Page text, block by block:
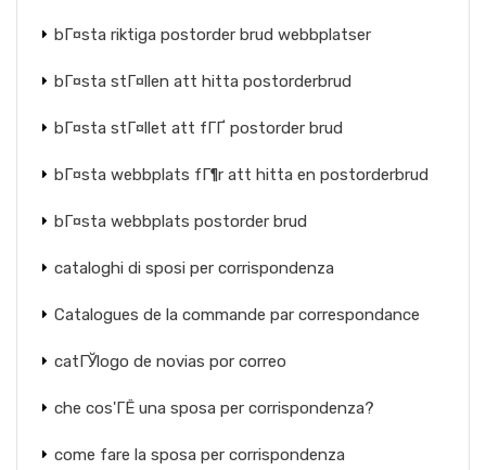
bГ¤sta riktiga postorder brud webbplatser
bГ¤sta stГ¤llen att hitta postorderbrud
bГ¤sta stГ¤llet att fГҐ postorder brud
bГ¤sta webbplats fГ¶r att hitta en postorderbrud
bГ¤sta webbplats postorder brud
cataloghi di sposi per corrispondenza
Catalogues de la commande par correspondance
catГЎlogo de novias por correo
che cos'ГЁ una sposa per corrispondenza?
come fare la sposa per corrispondenza